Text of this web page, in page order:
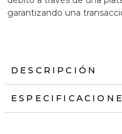
garantizando una
DESCRIPCIÓN